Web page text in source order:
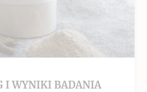
I WYNIKI BADANIA